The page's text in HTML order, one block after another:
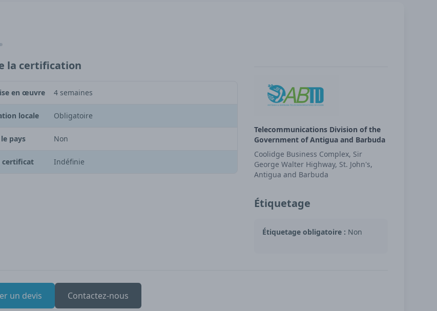
la certification
en œuvre 4 semaines
locale Obligatoire
pays Non
certificat Indéfinie
Telecommunications Division of the
Government of Antigua and Barbuda
Coolidge Business Complex, Sir
George Walter Highway, St. John's,
Antigua and Barbuda
Étiquetage
Étiquetage obligatoire : Non
un devis Contactez-nous